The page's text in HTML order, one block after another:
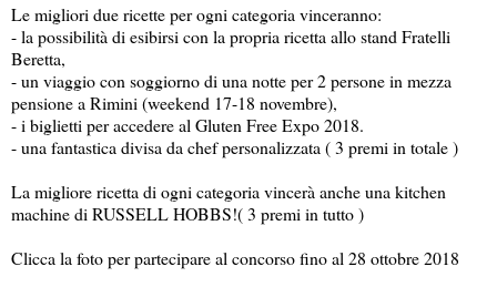
Le migliori due ricette per ogni categoria vinceranno:
- la possibilità di esibirsi con la propria ricetta allo stand Fratelli
Beretta,
- un viaggio con soggiorno di una notte per 2 persone in mezza
pensione a Rimini (weekend 17-18 novembre),
- i biglietti per accedere al Gluten Free Expo 2018.
- una fantastica divisa da chef personalizzata ( 3 premi in totale )
La migliore ricetta di ogni categoria vincerà anche una kitchen
machine di RUSSELL HOBBS!( 3 premi in tutto )
Clicca la foto per partecipare al concorso fino al 28 ottobre 2018